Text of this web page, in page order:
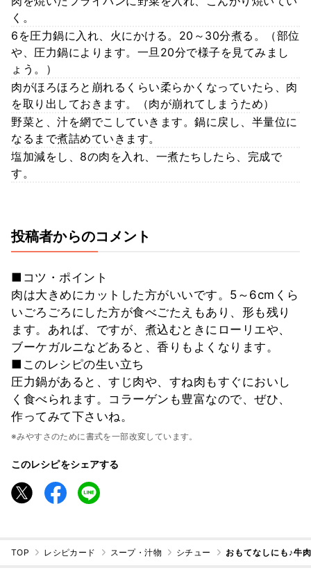
く。
6を圧力鍋に入れ、火にかける。20～30分煮る。（部位
や、圧力鍋によります。一旦20分で様子を見てみまし
ょう。）
肉がほろほろと崩れるくらい柔らかくなっていたら、肉
を取り出しておきます。（肉が崩れてしまうため）
野菜と、汁を網でこしていきます。鍋に戻し、半量位に
なるまで煮詰めていきます。
塩加減をし、8の肉を入れ、一煮たちしたら、完成で
す。
投稿者からのコメント
■コツ・ポイント
肉は大きめにカットした方がいいです。5～6cmくら
いごろごろにした方が食べごたえもあり、形も残り
ます。あれば、ですが、煮込むときにローリエや、
ブーケガルニなどあると、香りもよくなります。
■このレシピの生い立ち
圧力鍋があると、すじ肉や、すね肉もすぐにおいし
く食べられます。コラーゲンも豊富なので、ぜひ、
作ってみて下さいね。
※みやすさのために書式を一部改変しています。
このレシピをシェアする
TOP レシピカード スープ・汁物 シチュー おもてなしにも♪牛